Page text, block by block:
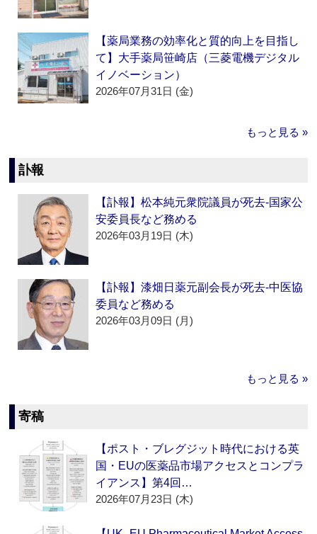
【薬局業務の効率化と質的向上を目指し
て】大手薬局笹崎店（三菱電機デジタル
イノベーション）
2026年07月31日 (金)
もっと見る »
訃報
【訃報】松本純元衆院議員が死去‐国家公
安委員長など務める
2026年03月19日 (木)
【訃報】漆畑日薬元副会長が死去‐中医協
委員など務める
2026年03月09日 (月)
もっと見る »
寄稿
【ポスト・ブレグジット時代における英
国・EUの医薬品市場アクセスとコンプラ
イアンス】第4回…
2026年07月23日 (木)